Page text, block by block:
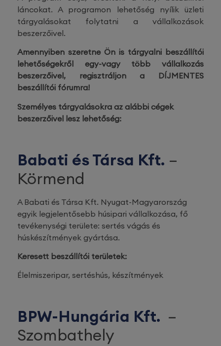
láncokat. A programon lehetőség nyílik üzleti
tárgyalásokat folytatni a vállalkozások
beszerzőivel.
Amennyiben szeretne Ön is tárgyalni beszállítói
lehetőségekről egy-vagy több vállalkozás
beszerzőivel, regisztráljon a DÍJMENTES
beszállítói fórumra!
Személyes tárgyalásokra az alábbi cégek
beszerzőivel lesz lehetőség:
Babati és Társa Kft. –
Körmend
A Babati és Társa Kft. Nyugat-Magyarország
egyik legjelentősebb húsipari vállalkozása, fő
tevékenységi területe: sertés vágás és
húskészítmények gyártása.
Keresett beszállítói területek:
Élelmiszeripar, sertéshús, készítmények
BPW-Hungária Kft. –
Szombathely